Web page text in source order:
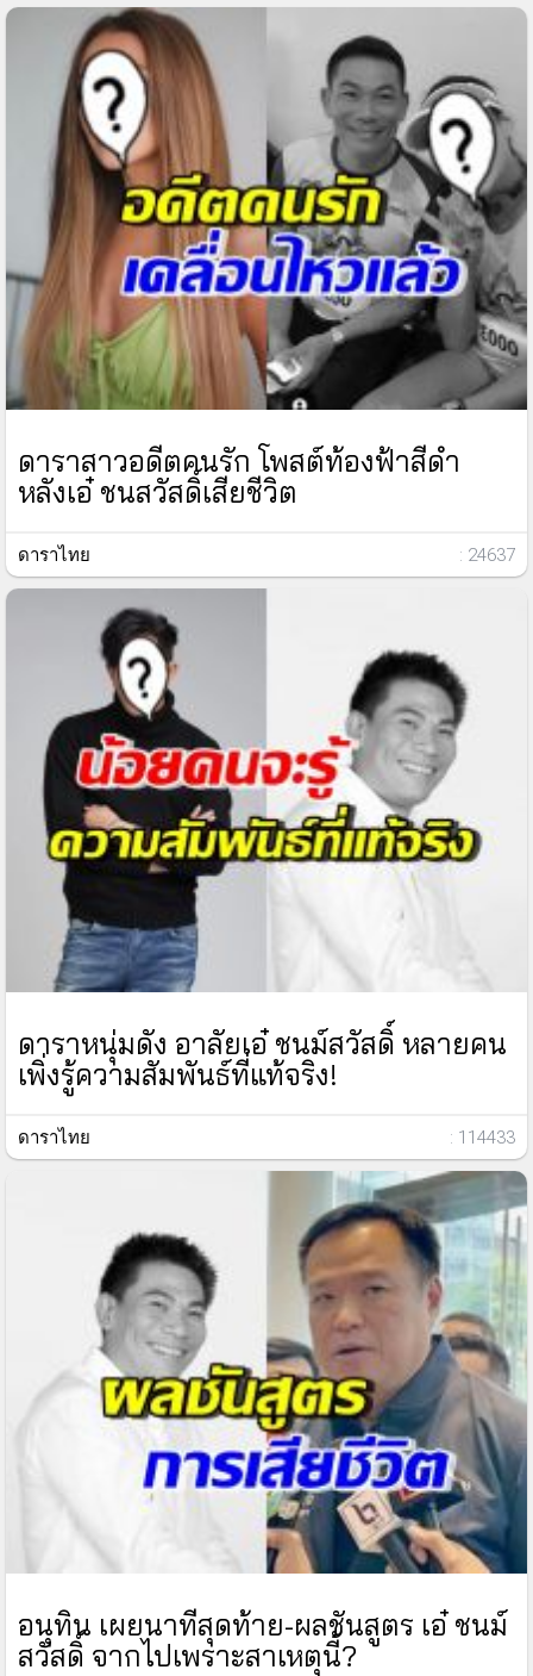
ดาราสาวอดีตคนรัก โพสต์ท้องฟ้าสีดำ
หลังเอ๋ ชนสวัสดิ์เสียชีวิต
ดาราไทย : 24637
ดาราหนุ่มดัง อาลัยเอ๋ ชนม์สวัสดิ์ หลายคน
เพิ่งรู้ความสัมพันธ์ที่แท้จริง!
ดาราไทย : 114433
อนุทิน เผยนาทีสุดท้าย-ผลชันสูตร เอ๋ ชนม์
สวัสดิ์ จากไปเพราะสาเหตุนี้?